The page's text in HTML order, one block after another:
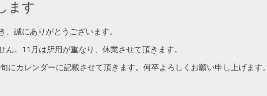
ます
、誠にありがとうございます。
ん。11月は所用が重なり、休業させて頂きます。
にカレンダーに記載させて頂きます。何卒よろしくお願い申し上げます。